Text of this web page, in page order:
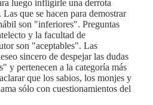
luego infligirle una derrota
que se hacen para demostrar
son "inferiores". Preguntas
y la facultad de
son "aceptables". Las
sincero de despejar las dudas
y pertenecen a la categoría más
que los sabios, los monjes y
sólo con cuestionamientos del